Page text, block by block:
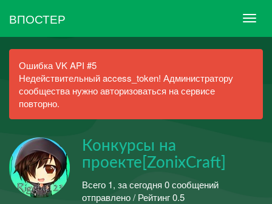
ВПОСТЕР
Ошибка VK API #5
Недействительный access_token! Администратору
сообщества нужно авторизоваться на сервисе
повторно.
Конкурсы на
проекте[ZonixCraft]
Всего 1, за сегодня 0 сообщений
отправлено / Рейтинг 0.5